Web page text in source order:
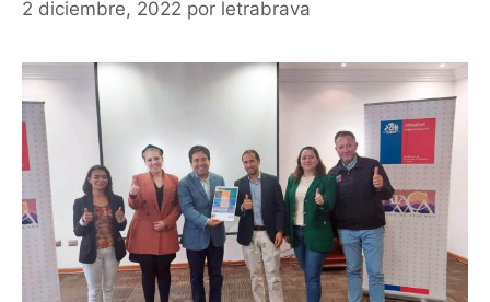
2 diciembre, 2022 por letrabrava